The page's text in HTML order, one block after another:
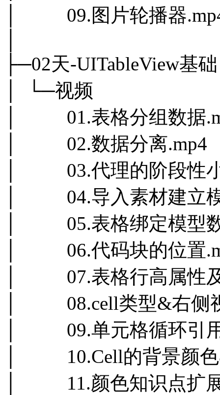
│ 09.图片轮播器
├─02天-UITableView基础
│ └─视频
│ 01.表格分组数据
│ 02.数据分离.mp4
│ 03.代理的阶段性小
│ 04.导入素材建立模
│ 05.表格绑定模型数
│ 06.代码块的位置
│ 07.表格行高属性及
│ 08.cell类型&右侧视
│ 09.单元格循环引用
│ 10.Cell的背景颜色
│ 11.颜色知识点扩